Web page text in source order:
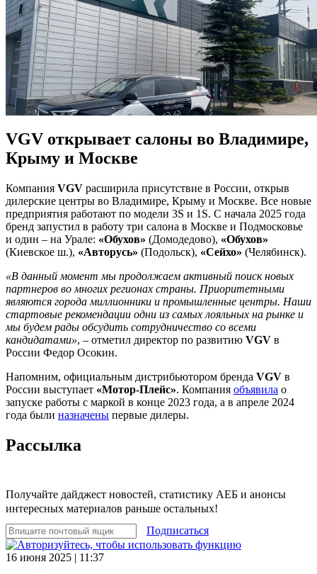
VGV открывает салоны во Владимире,
Крыму и Москве
Компания VGV расширила присутствие в России, открыв
дилерские центры во Владимире, Крыму и Москве. Все новые
предприятия работают по модели 3S и 1S. С начала 2025 года
бренд запустил в работу три салона в Москве и Подмосковье
и один – на Урале: «Обухов» (Домодедово), «Обухов»
(Киевское ш.), «Авторусь» (Подольск), «Сейхо» (Челябинск).
«В данный момент мы продолжаем активный поиск новых
партнеров во многих регионах страны. Приоритетными
являются города миллионники и промышленные центры. Наши
стартовые рекомендации одни из самых лояльных на рынке и
мы будем рады обсудить сотрудничество со всеми
кандидатами», – отметил директор по развитию VGV в
России Федор Осокин.
Напомним, официальным дистрибьютором бренда VGV в
России выступает «Мотор-Плейс». Компания объявила о
запуске работы с маркой в конце 2023 года, а в апреле 2024
года были назначены первые дилеры.
Рассылка
Получайте дайджест новостей, статистику АЕБ и анонсы
интересных материалов раньше остальных!
Подписаться
16 июня 2025 | 11:37